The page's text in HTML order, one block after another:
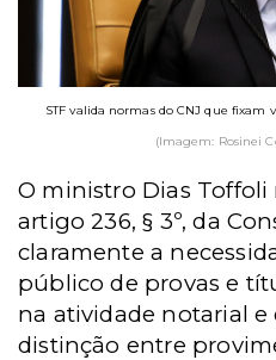
STF valida normas do CNJ que fixam
(Imagem: Rosinei
O ministro Dias Toffoli
artigo 236, § 3º, da
claramente a
público de provas e
na atividade notarial e
distinção entre